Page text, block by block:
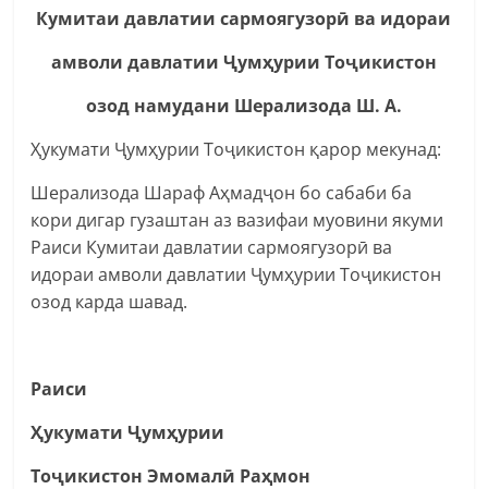
Кумитаи давлатии сармоягузорӣ ва идораи
амволи давлатии Ҷумҳурии Тоҷикистон
озод намудани Шерализода Ш. А.
Ҳукумати Ҷумҳурии Тоҷикистон қарор мекунад:
Шерализода Шараф Аҳмадҷон бо сабаби ба
кори дигар гузаштан аз вазифаи муовини якуми
Раиси Кумитаи давлатии сармоягузорӣ ва
идораи амволи давлатии Ҷумҳурии Тоҷикистон
озод карда шавад.
Раиси
Ҳукумати Ҷумҳурии
Тоҷикистон Эмомалӣ Раҳмон